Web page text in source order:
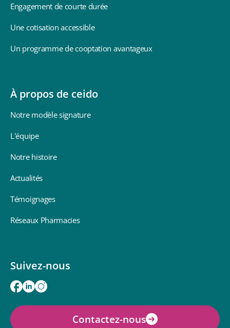
Engagement de courte durée
Une cotisation accessible
Un programme de cooptation avantageux
À propos de ceido
Notre modèle signature
L'équipe
Notre histoire
Actualités
Témoignages
Réseaux Pharmacies
Suivez-nous
Contactez-nous